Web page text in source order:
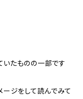
たものの一部です
ジをして読んでみて